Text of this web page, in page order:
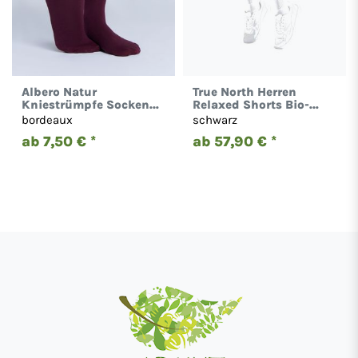
Albero Natur
Kniestrümpfe Socken
Bio-Baumwolle Unisex
bordeaux
ab 7,50 € *
True North Herren
Relaxed Shorts Bio-
Baumwolle-Modal 2300
schwarz
ab 57,90 € *